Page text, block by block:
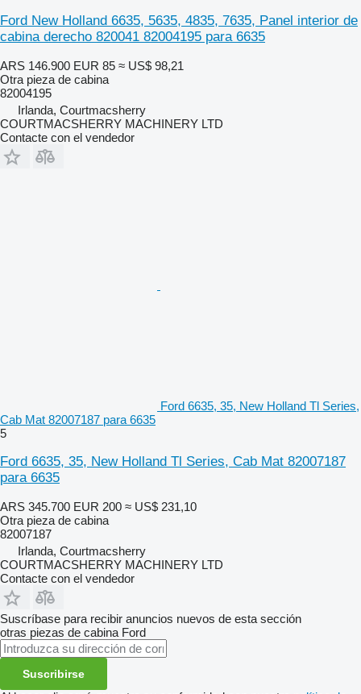
Ford New Holland 6635, 5635, 4835, 7635, Panel interior de
cabina derecho 820041 82004195 para 6635
ARS 146.900 EUR 85 ≈ US$ 98,21
Otra pieza de cabina
82004195
Irlanda, Courtmacsherry
COURTMACSHERRY MACHINERY LTD
Contacte con el vendedor
Ford 6635, 35, New Holland Tl Series,
Cab Mat 82007187 para 6635
5
Ford 6635, 35, New Holland Tl Series, Cab Mat 82007187
para 6635
ARS 345.700 EUR 200 ≈ US$ 231,10
Otra pieza de cabina
82007187
Irlanda, Courtmacsherry
COURTMACSHERRY MACHINERY LTD
Contacte con el vendedor
Suscríbase para recibir anuncios nuevos de esta sección
otras piezas de cabina Ford
Suscribirse